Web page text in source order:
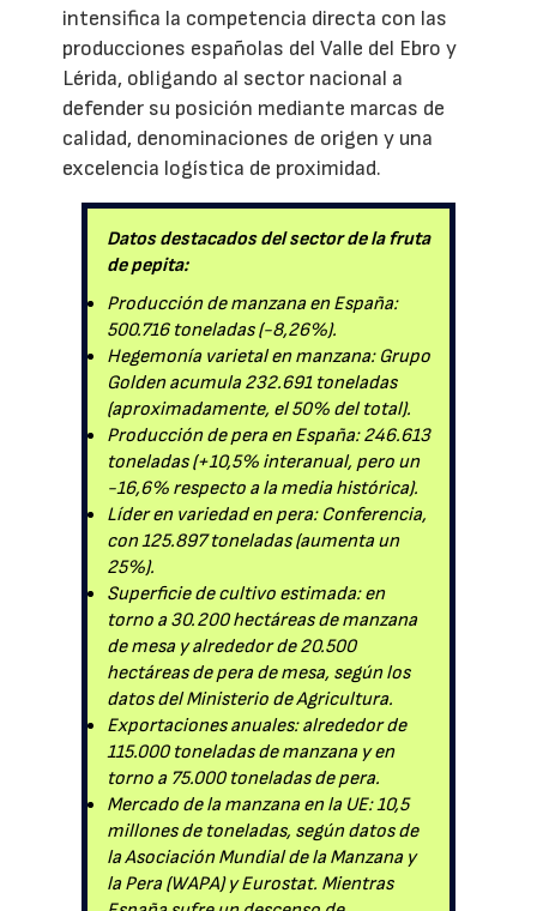
intensifica la competencia directa con las
producciones españolas del Valle del Ebro y
Lérida, obligando al sector nacional a
defender su posición mediante marcas de
calidad, denominaciones de origen y una
excelencia logística de proximidad.
Datos destacados del sector de la fruta
de pepita:
Producción de manzana en España:
500.716 toneladas (-8,26%).
Hegemonía varietal en manzana: Grupo
Golden acumula 232.691 toneladas
(aproximadamente, el 50% del total).
Producción de pera en España: 246.613
toneladas (+10,5% interanual, pero un
-16,6% respecto a la media histórica).
Líder en variedad en pera: Conferencia,
con 125.897 toneladas (aumenta un
25%).
Superficie de cultivo estimada: en
torno a 30.200 hectáreas de manzana
de mesa y alrededor de 20.500
hectáreas de pera de mesa, según los
datos del Ministerio de Agricultura.
Exportaciones anuales: alrededor de
115.000 toneladas de manzana y en
torno a 75.000 toneladas de pera.
Mercado de la manzana en la UE: 10,5
millones de toneladas, según datos de
la Asociación Mundial de la Manzana y
la Pera (WAPA) y Eurostat. Mientras